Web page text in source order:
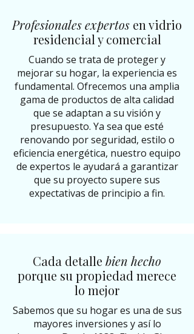
Profesionalesexpertos en vidrio
residencial y comercial
Cuando se trata de proteger y
mejorar su hogar, la experiencia es
fundamental. Ofrecemos una amplia
gama de productos de alta calidad
que se adaptan a su visión y
presupuesto. Ya sea que esté
renovando por seguridad, estilo o
eficiencia energética, nuestro equipo
de expertos le ayudará a garantizar
que su proyecto supere sus
expectativas de principio a fin.
Cada detalle bien hecho
porque su propiedad merece
lo mejor
Sabemos que su hogar es una de sus
mayores inversiones y así lo